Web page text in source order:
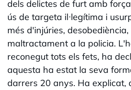
dels delictes de furt amb
ús de targeta il·legítima i
més d'injúries,
maltractament a la policia.
reconegut tots els fets, ha
aquesta ha estat la seva
darrers 20 anys. Ha explicat,